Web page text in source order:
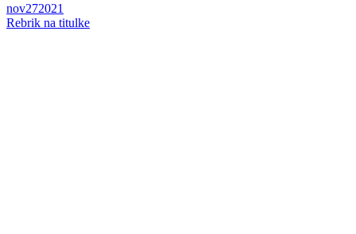
nov272021
Rebrik na titulke